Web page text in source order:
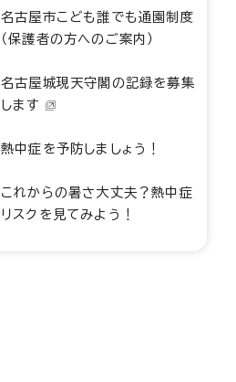
名古屋市こども誰でも通園制度
（保護者の方へのご案内）
名古屋城現天守閣の記録を募集
します
熱中症を予防しましょう！
これからの暑さ大丈夫？熱中症
リスクを見てみよう！